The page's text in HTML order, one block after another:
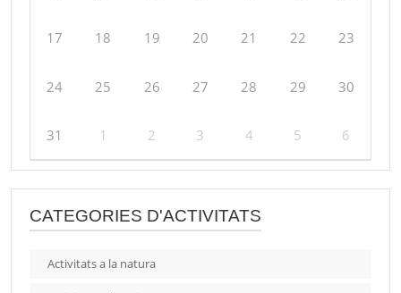
17 18 19 20 21 22 23
24 25 26 27 28 29 30
31 1 2 3 4 5 6
CATEGORIES D'ACTIVITATS
Activitats a la natura